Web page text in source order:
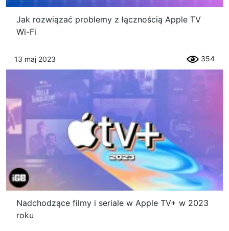
Jak rozwiązać problemy z łącznością Apple TV
Wi-Fi
13 maj 2023 354
Nadchodzące filmy i seriale w Apple TV+ w 2023
roku